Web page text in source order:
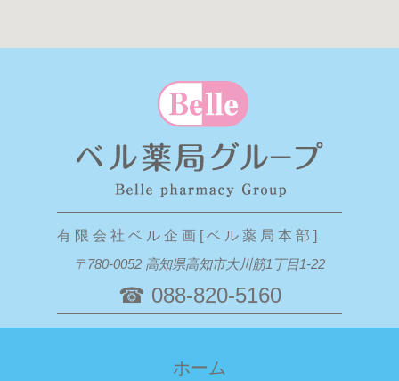
有 限 会 社 ベ ル 企 画 [ ベ ル 薬 局 本 部 ]
〒780-0052 高知県高知市大川筋1丁目1-22
☎ 088-820-5160
ホーム